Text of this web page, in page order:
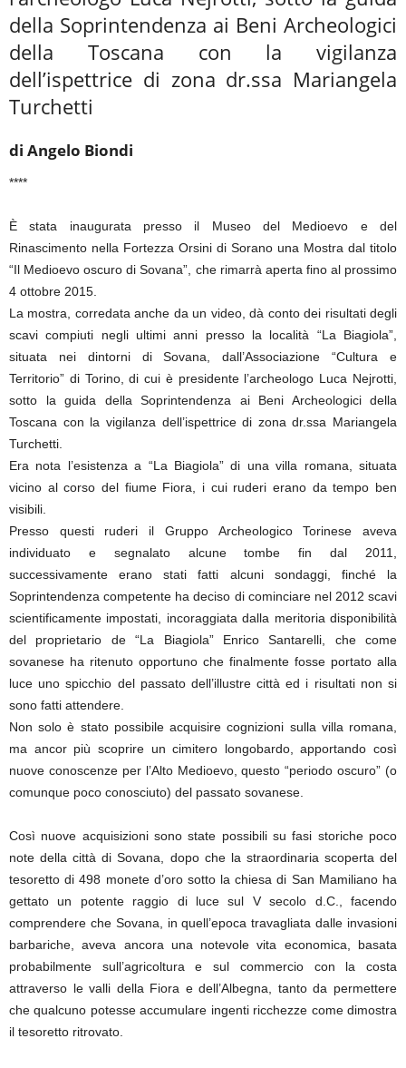
della Soprintendenza ai Beni Archeologici
della Toscana con la vigilanza
dell’ispettrice di zona dr.ssa Mariangela
Turchetti
di Angelo Biondi
****
È stata inaugurata presso il Museo del Medioevo e del
Rinascimento nella Fortezza Orsini di Sorano una Mostra dal titolo
“Il Medioevo oscuro di Sovana”, che rimarrà aperta fino al prossimo
4 ottobre 2015.
La mostra, corredata anche da un video, dà conto dei risultati degli
scavi compiuti negli ultimi anni presso la località “La Biagiola”,
situata nei dintorni di Sovana, dall’Associazione “Cultura e
Territorio” di Torino, di cui è presidente l’archeologo Luca Nejrotti,
sotto la guida della Soprintendenza ai Beni Archeologici della
Toscana con la vigilanza dell’ispettrice di zona dr.ssa Mariangela
Turchetti.
Era nota l’esistenza a “La Biagiola” di una villa romana, situata
vicino al corso del fiume Fiora, i cui ruderi erano da tempo ben
visibili.
Presso questi ruderi il Gruppo Archeologico Torinese aveva
individuato e segnalato alcune tombe fin dal 2011,
successivamente erano stati fatti alcuni sondaggi, finché la
Soprintendenza competente ha deciso di cominciare nel 2012 scavi
scientificamente impostati, incoraggiata dalla meritoria disponibilità
del proprietario de “La Biagiola” Enrico Santarelli, che come
sovanese ha ritenuto opportuno che finalmente fosse portato alla
luce uno spicchio del passato dell’illustre città ed i risultati non si
sono fatti attendere.
Non solo è stato possibile acquisire cognizioni sulla villa romana,
ma ancor più scoprire un cimitero longobardo, apportando così
nuove conoscenze per l’Alto Medioevo, questo “periodo oscuro” (o
comunque poco conosciuto) del passato sovanese.
Così nuove acquisizioni sono state possibili su fasi storiche poco
note della città di Sovana, dopo che la straordinaria scoperta del
tesoretto di 498 monete d’oro sotto la chiesa di San Mamiliano ha
gettato un potente raggio di luce sul V secolo d.C., facendo
comprendere che Sovana, in quell’epoca travagliata dalle invasioni
barbariche, aveva ancora una notevole vita economica, basata
probabilmente sull’agricoltura e sul commercio con la costa
attraverso le valli della Fiora e dell’Albegna, tanto da permettere
che qualcuno potesse accumulare ingenti ricchezze come dimostra
il tesoretto ritrovato.